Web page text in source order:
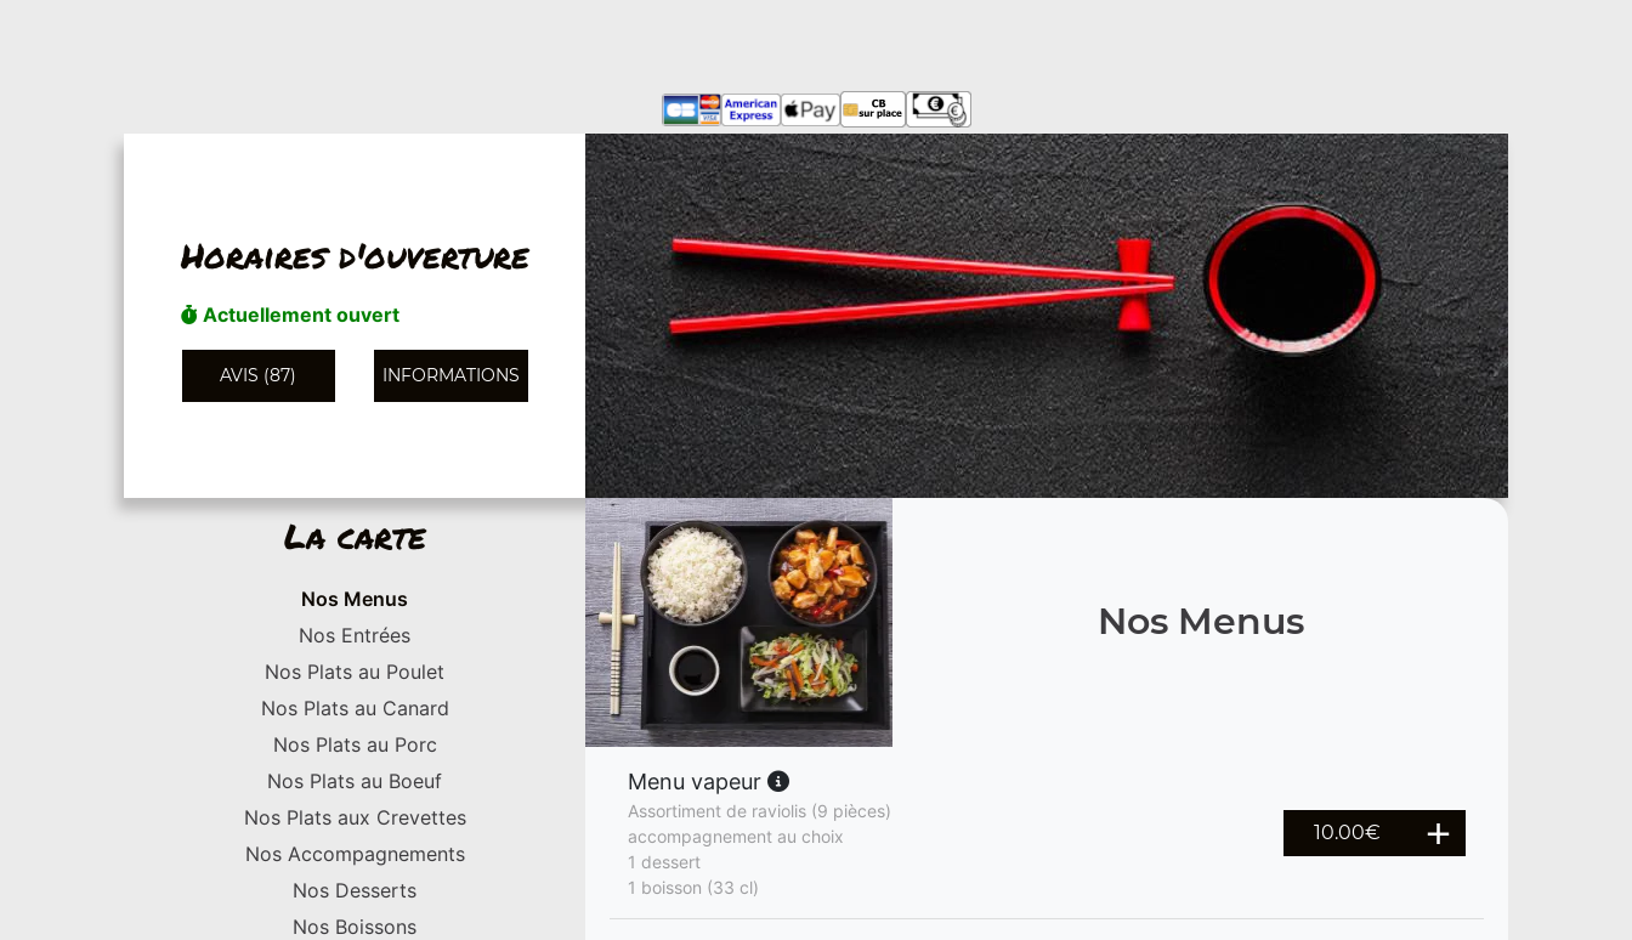
Horaires d'ouverture
Actuellement ouvert
AVIS (87) INFORMATIONS
La carte
Nos Menus
Nos Entrées
Nos Plats au Poulet
Nos Plats au Canard
Nos Plats au Porc
Nos Plats au Boeuf
Nos Plats aux Crevettes
Nos Accompagnements
Nos Desserts
Nos Boissons
Nos Menus
Menu vapeur
Assortiment de raviolis (9 pièces)
accompagnement au choix
1 dessert
1 boisson (33 cl)
10.00€